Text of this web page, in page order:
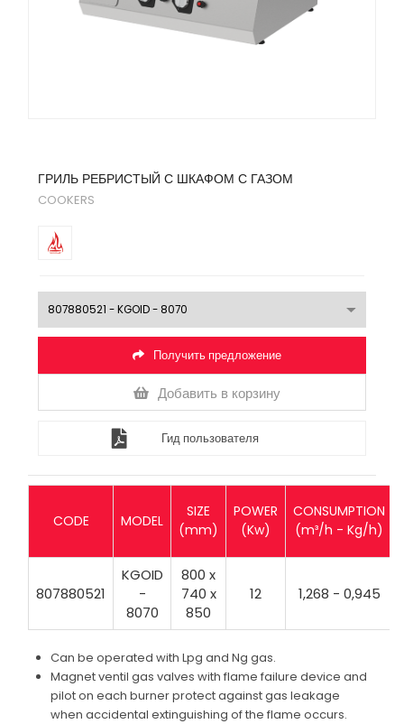
ГРИЛЬ РЕБРИСТЫЙ С ШКАФОМ С ГАЗОМ
COOKERS
Получить предложение
Добавить в корзину
Гид пользователя
CODE MODEL
SIZE
(mm)
POWER
(Kw)
CONSUMPTION
(m³/h - Kg/h)
807880521
KGOID
-
8070
800 x
740 x
850
12 1,268 - 0,945
Can be operated with Lpg and Ng gas.
Magnet ventil gas valves with flame failure device and
pilot on each burner protect against gas leakage
when accidental extinguishing of the flame occurs.